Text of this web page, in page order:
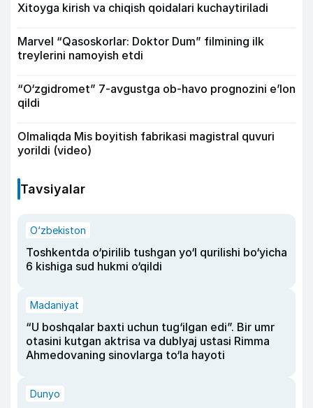
Xitoyga kirish va chiqish qoidalari kuchaytiriladi
Marvel “Qasoskorlar: Doktor Dum” filmining ilk
treylerini namoyish etdi
“O‘zgidromet” 7-avgustga ob-havo prognozini e’lon
qildi
Olmaliqda Mis boyitish fabrikasi magistral quvuri
yorildi (video)
Tavsiyalar
O‘zbekiston
Toshkentda o‘pirilib tushgan yo‘l qurilishi bo‘yicha
6 kishiga sud hukmi o‘qildi
Madaniyat
“U boshqalar baxti uchun tug‘ilgan edi”. Bir umr
otasini kutgan aktrisa va dublyaj ustasi Rimma
Ahmedovaning sinovlarga to‘la hayoti
Dunyo